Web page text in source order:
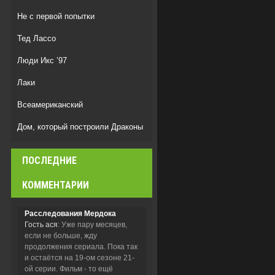
Не с первой попытки
Тед Лассо
Люди Икс ’97
Лаки
Всеамериканский
Дом, который построили Драконы
Дом Дракона
ПОСЛЕДНИЕ
КОММЕНТАРИИ
Расследования Мердока
Гость ася: Уже пару месяцев,
если не больше, жду
продолжения сериала. Пока так
и остаётся на 19-ом сезоне 21-
ой серии. Фильм - то ещё